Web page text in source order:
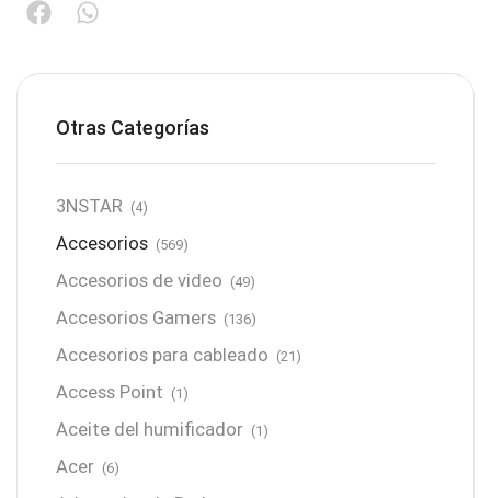
Otras Categorías
3NSTAR (4)
Accesorios (569)
Accesorios de video (49)
Accesorios Gamers (136)
Accesorios para cableado (21)
Access Point (1)
Aceite del humificador (1)
Acer (6)